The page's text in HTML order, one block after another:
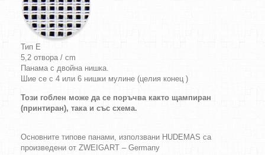
Тип E
5,2 отвора / cm
Панама с двойна нишка.
Шие се с 4 или 6 нишки мулине (целия конец )
Този гоблен може да се поръчва както щампиран
(принтиран), така и със схема.
Основните типове панами, използвани HUDEMAS са
произведени от ZWEIGART – Germany